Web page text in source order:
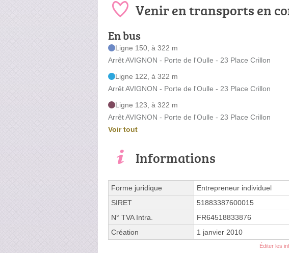
Venir en transports en
En bus
Ligne 150, à 322 m
Arrêt AVIGNON - Porte de l'Oulle - 23 Place Crillon
Ligne 122, à 322 m
Arrêt AVIGNON - Porte de l'Oulle - 23 Place Crillon
Ligne 123, à 322 m
Arrêt AVIGNON - Porte de l'Oulle - 23 Place Crillon
Voir tout
Informations
Forme juridique
Entrepreneur individuel
SIRET
51883387600015
N° TVA Intra.
FR64518833876
Création
1 janvier 2010
Éditer les